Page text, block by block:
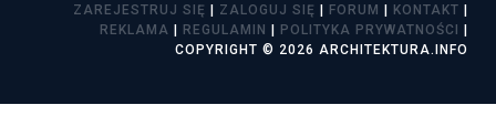
ZAREJESTRUJ SIĘ | ZALOGUJ SIĘ | FORUM | KONTAKT |
REKLAMA | REGULAMIN | POLITYKA PRYWATNOŚCI |
COPYRIGHT © 2026 ARCHITEKTURA.INFO